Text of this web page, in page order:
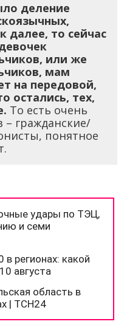
деление
далее, то сейчас
или же
мам
на передовой,
остались, тех,
То есть очень
– гражданские/
понятное